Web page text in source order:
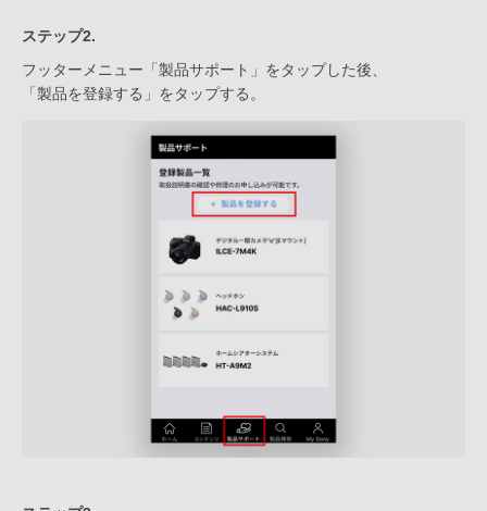
ステップ2.
フッターメニュー「製品サポート」をタップした後、
「製品を登録する」をタップする。